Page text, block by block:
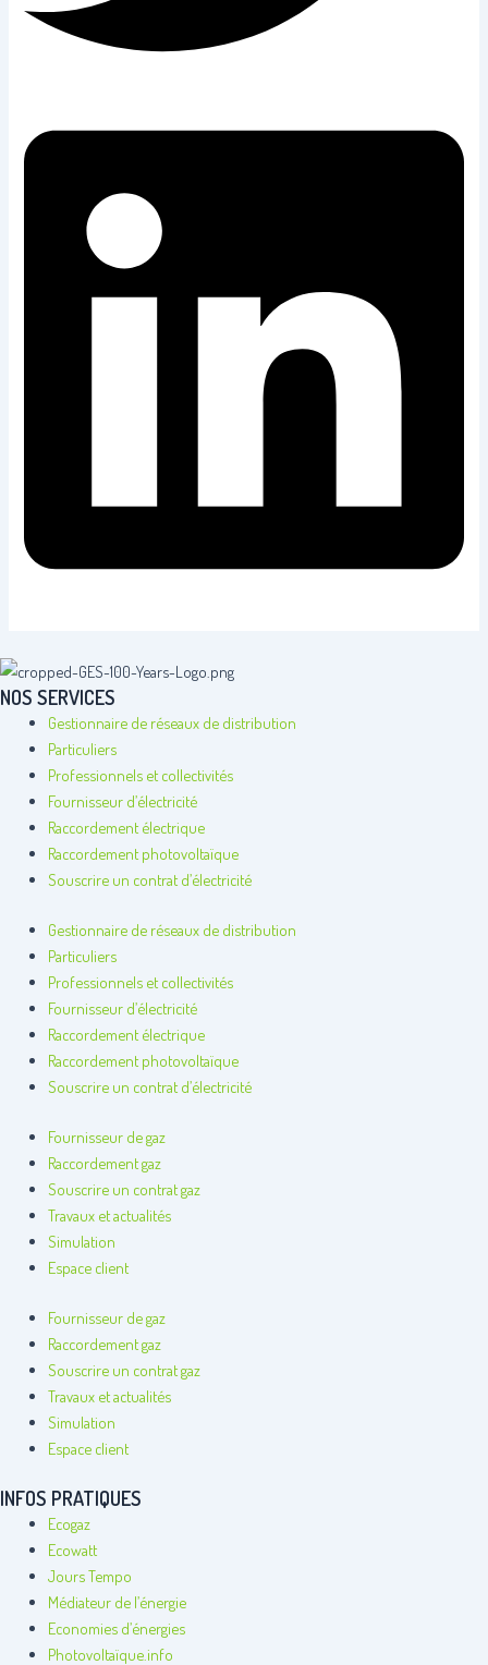
NOS SERVICES
Gestionnaire de réseaux de distribution
Particuliers
Professionnels et collectivités
Fournisseur d’électricité
Raccordement électrique
Raccordement photovoltaïque
Souscrire un contrat d’électricité
Gestionnaire de réseaux de distribution
Particuliers
Professionnels et collectivités
Fournisseur d’électricité
Raccordement électrique
Raccordement photovoltaïque
Souscrire un contrat d’électricité
Fournisseur de gaz
Raccordement gaz
Souscrire un contrat gaz
Travaux et actualités
Simulation
Espace client
Fournisseur de gaz
Raccordement gaz
Souscrire un contrat gaz
Travaux et actualités
Simulation
Espace client
INFOS PRATIQUES
Ecogaz
Ecowatt
Jours Tempo
Médiateur de l’énergie
Economies d’énergies
Photovoltaïque.info